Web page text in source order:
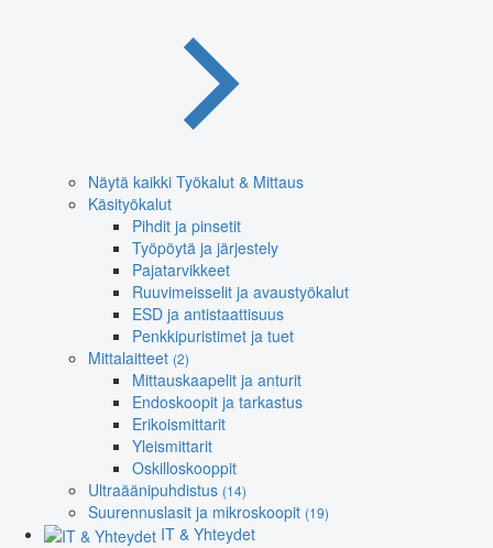
Näytä kaikki Työkalut & Mittaus
Käsityökalut
Pihdit ja pinsetit
Työpöytä ja järjestely
Pajatarvikkeet
Ruuvimeisselit ja avaustyökalut
ESD ja antistaattisuus
Penkkipuristimet ja tuet
Mittalaitteet (2)
Mittauskaapelit ja anturit
Endoskoopit ja tarkastus
Erikoismittarit
Yleismittarit
Oskilloskooppit
Ultraäänipuhdistus (14)
Suurennuslasit ja mikroskoopit (19)
IT & Yhteydet